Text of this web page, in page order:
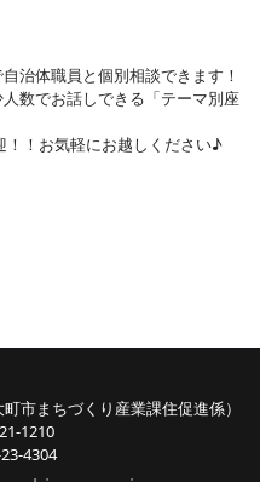
治体職員と個別相談できます！
数でお話しできる「テーマ別座
！！お気軽にお越しください♪
市まちづくり産業課住促進係）
1210
4304